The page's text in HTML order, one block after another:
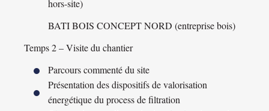
hors-site)
BATI BOIS CONCEPT NORD (entreprise bois)
Temps 2 – Visite du chantier
Parcours commenté du site
Présentation des dispositifs de valorisation
énergétique du process de filtration